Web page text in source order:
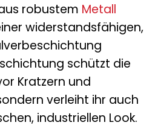
robustem Metall
widerstandsfähigen,
schützt die
Kratzern und
verleiht ihr auch
industriellen Look.